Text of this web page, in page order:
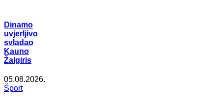
Dinamo
uvjerljivo
svladao
Kauno
Žalgiris
05.08.2026.
Šport